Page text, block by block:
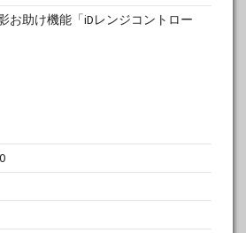
お助け機能「iDレンジコントロー